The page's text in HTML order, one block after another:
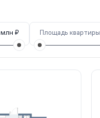
млн ₽ Площадь квартиры